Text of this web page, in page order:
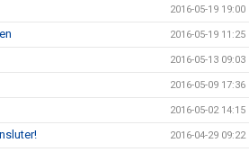
2016-05-19 19:00
2016-05-19 11:25
2016-05-13 09:03
2016-05-09 17:36
2016-05-02 14:15
2016-04-29 09:22